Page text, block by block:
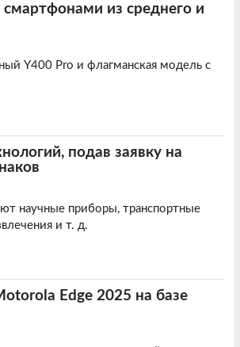
из среднего и
Y400 Pro и флагманская модель с
подав заявку на
научные приборы, транспортные
и т. д.
Edge 2025 на базе